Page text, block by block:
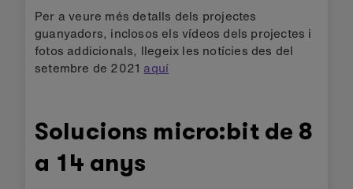
Per a veure més detalls dels projectes
guanyadors, inclosos els vídeos dels projectes i
fotos addicionals, llegeix les notícies des del
setembre de 2021 aquí
Solucions micro:bit de 8
a 14 anys